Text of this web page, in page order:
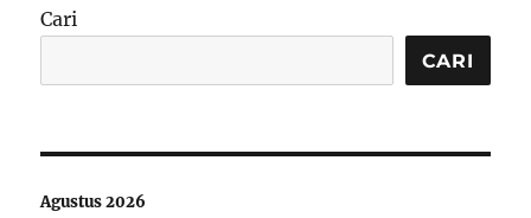
Cari
CARI
Agustus 2026